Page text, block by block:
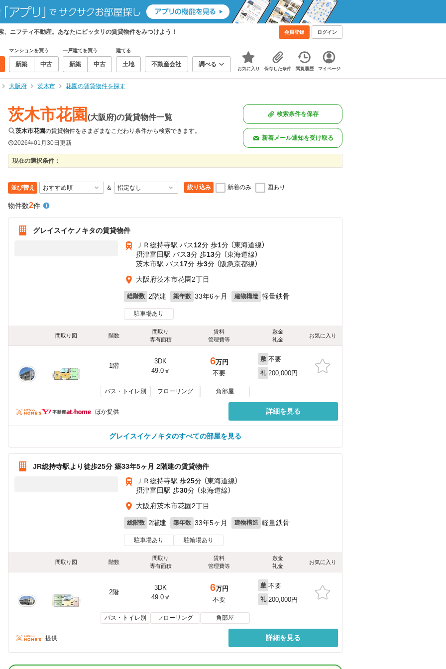
ニフティ不動産。あなたにピッタリの賃貸物件をみつけよう！ 会員登録 ログイン
マンションを買う
新築 中古
一戸建てを買う
新築 中古
建てる
土地 不動産会社 調べる
お気に入り 保存した条件 閲覧履歴 マイページ
大阪府 茨木市 花園の賃貸物件を探す
茨木市花園 (大阪府)の賃貸物件一覧
茨木市花園の賃貸物件をさまざまなこだわり条件から検索できます。
2026年01月30日更新
検索条件を保存
新着メール通知を受け取る
現在の選択条件： -
並び替え ＆ 絞り込み 新着のみ 図あり
物件数2件
グレイスイケノキタの賃貸物件
ＪＲ総持寺駅 バス12分 歩1分 （東海道線）
摂津富田駅 バス3分 歩13分 （東海道線）
茨木市駅 バス17分 歩3分 （阪急京都線）
大阪府茨木市花園2丁目
総階数 2階建 築年数 33年6ヶ月 建物構造 軽量鉄骨
駐車場あり
間取り図 階数
間取り
専有面積
賃料
管理費等
敷金
礼金
お気に入り
1階
3DK
49.0㎡
6万円
不要
敷 不要
礼 200,000円
バス・トイレ別 フローリング 角部屋
ほか提供 詳細を見る
グレイスイケノキタのすべての部屋を見る
JR総持寺駅より徒歩25分 築33年5ヶ月 2階建の賃貸物件
ＪＲ総持寺駅 歩25分 （東海道線）
摂津富田駅 歩30分 （東海道線）
大阪府茨木市花園2丁目
総階数 2階建 築年数 33年5ヶ月 建物構造 軽量鉄骨
駐車場あり 駐輪場あり
間取り図 階数
間取り
専有面積
賃料
管理費等
敷金
礼金
お気に入り
2階
3DK
49.0㎡
6万円
不要
敷 不要
礼 200,000円
バス・トイレ別 フローリング 角部屋
提供 詳細を見る